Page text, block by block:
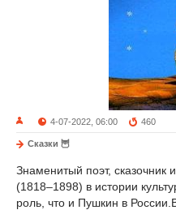
4-07-2022, 06:00 460
Сказки 🦉
Знаменитый поэт, сказочник
(1818–1898) в истории
роль, что и Пушкин в